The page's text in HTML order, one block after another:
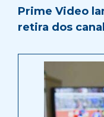
Prime Video
retira dos